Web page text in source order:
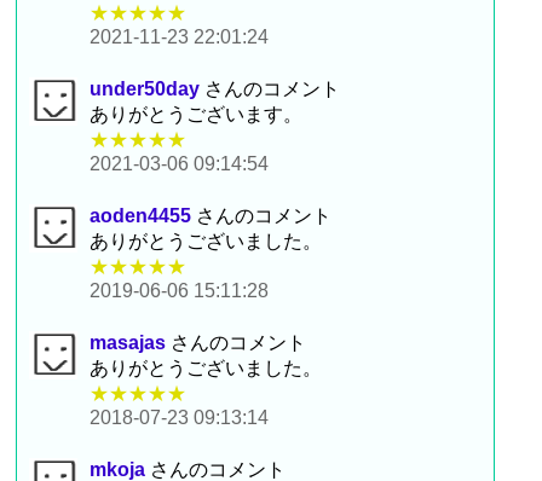
★★★★★
2021-11-23 22:01:24
under50day さんのコメント
ありがとうございます。
★★★★★
2021-03-06 09:14:54
aoden4455 さんのコメント
ありがとうございました。
★★★★★
2019-06-06 15:11:28
masajas さんのコメント
ありがとうございました。
★★★★★
2018-07-23 09:13:14
mkoja さんのコメント